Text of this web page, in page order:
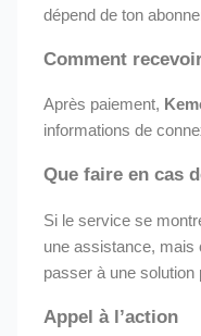
dépend de ton
Comment
Après paiement,
informations de
Que faire en cas
Si le service se
une assistance, mais
passer à une solution
Appel à l’action